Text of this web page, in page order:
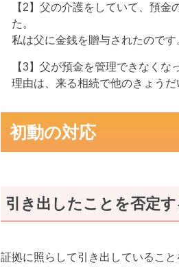
【2】父の介護をしていて、預
た。
私は父に金銭を贈与されたのです
【3】父が預金を管理できなくな
理由は、来る相続で他のきょうだ
初動の対応
引き出したことを否定す
証拠に照らして引き出しているこ